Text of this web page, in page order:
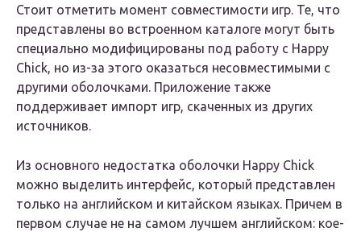
Стоит отметить момент совместимости игр. Те, что
представлены во встроенном каталоге могут быть
специально модифицированы под работу с Happy
Chick, но из-за этого оказаться несовместимыми с
другими оболочками. Приложение также
поддерживает импорт игр, скаченных из других
источников.
Из основного недостатка оболочки Happy Chick
можно выделить интерфейс, который представлен
только на английском и китайском языках. Причем в
первом случае не на самом лучшем английском: кое-